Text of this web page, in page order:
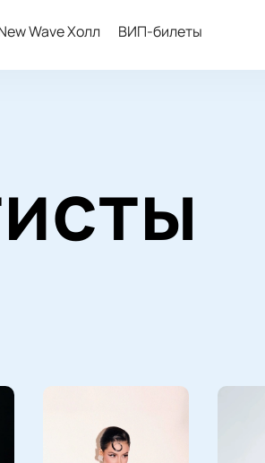
Wave Холл ВИП-билеты